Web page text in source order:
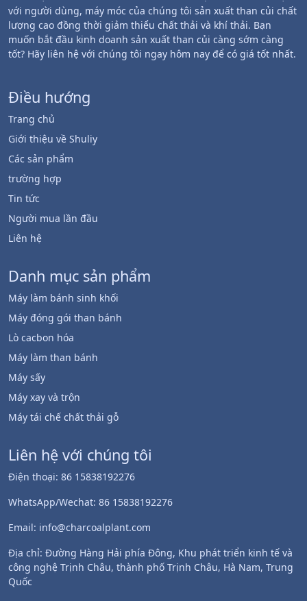
với người dùng, máy móc của chúng tôi sản xuất than củi chất
lượng cao đồng thời giảm thiểu chất thải và khí thải. Bạn
muốn bắt đầu kinh doanh sản xuất than củi càng sớm càng
tốt? Hãy liên hệ với chúng tôi ngay hôm nay để có giá tốt nhất.
Điều hướng
Trang chủ
Giới thiệu về Shuliy
Các sản phẩm
trường hợp
Tin tức
Người mua lần đầu
Liên hệ
Danh mục sản phẩm
Máy làm bánh sinh khối
Máy đóng gói than bánh
Lò cacbon hóa
Máy làm than bánh
Máy sấy
Máy xay và trộn
Máy tái chế chất thải gỗ
Liên hệ với chúng tôi
Điện thoại: 86 15838192276
WhatsApp/Wechat: 86 15838192276
Email: info@charcoalplant.com
Địa chỉ: Đường Hàng Hải phía Đông, Khu phát triển kinh tế và
công nghệ Trịnh Châu, thành phố Trịnh Châu, Hà Nam, Trung
Quốc